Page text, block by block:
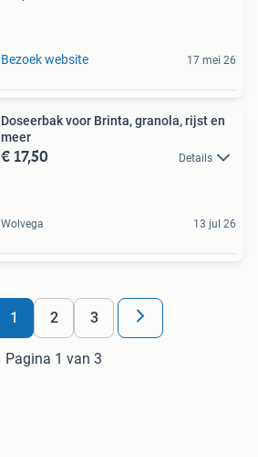
Bezoek website 17 mei 26
Doseerbak voor Brinta, granola, rijst en
meer
€ 17,50 Details
Wolvega 13 jul 26
1 2 3
Pagina 1 van 3